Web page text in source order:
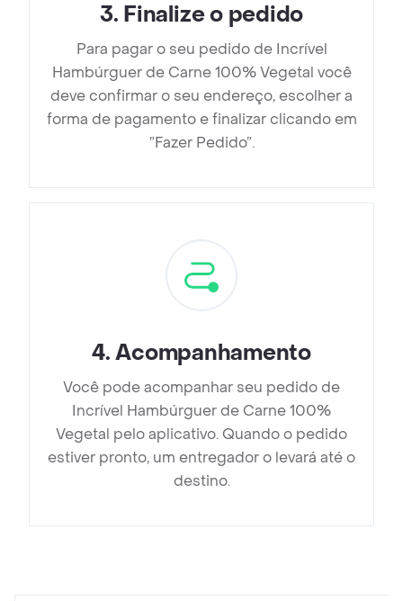
3. Finalize o pedido
Para pagar o seu pedido de Incrível
Hambúrguer de Carne 100% Vegetal você
deve confirmar o seu endereço, escolher a
forma de pagamento e finalizar clicando em
”Fazer Pedido”.
4.Acompanhamento
Você pode acompanhar seu pedido de
Incrível Hambúrguer de Carne 100%
Vegetal pelo aplicativo. Quando o pedido
estiver pronto, um entregador o levará até o
destino.